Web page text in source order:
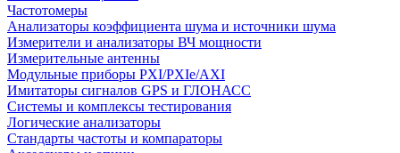
Частотомеры
Анализаторы коэффициента шума и источники шума
Измерители и анализаторы ВЧ мощности
Измерительные антенны
Модульные приборы PXI/PXIe/AXI
Имитаторы сигналов GPS и ГЛОНАСС
Системы и комплексы тестирования
Логические анализаторы
Стандарты частоты и компараторы